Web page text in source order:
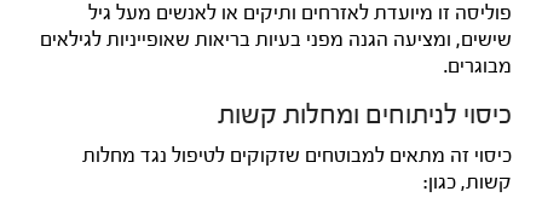
פוליסה זו מיועדת לאזרחים ותיקים או לאנשים מעל גיל
שישים, ומציעה הגנה מפני בעיות בריאות שאופייניות לגילאים
מבוגרים.
כיסוי לניתוחים ומחלות קשות
כיסוי זה מתאים למבוטחים שזקוקים לטיפול נגד מחלות
קשות, כגון: